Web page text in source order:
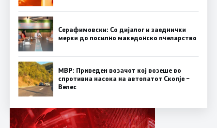
Серафимовски: Со дијалог и заеднички
мерки до посилно македонско пчеларство
МВР: Приведен возачот кој возеше во
спротивна насока на автопатот Скопје –
Велес